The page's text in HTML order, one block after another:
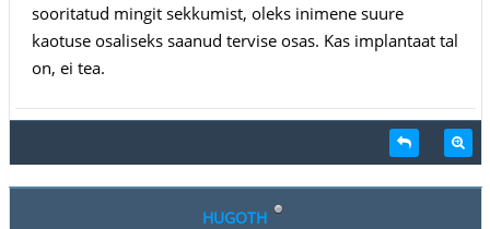
sooritatud mingit sekkumist, oleks inimene suure
kaotuse osaliseks saanud tervise osas. Kas implantaat tal
on, ei tea.
HUGOTH